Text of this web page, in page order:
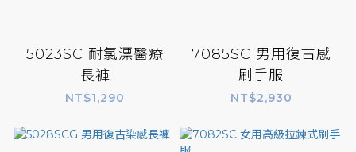
5023SC 耐氯漂醫療
長褲
NT$1,290
7085SC 男用復古感
刷手服
NT$2,930